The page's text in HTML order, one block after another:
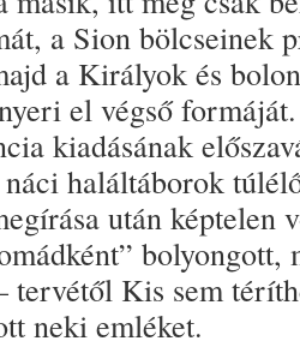
a Sion bölcseinek
a Királyok és
el végső
kiadásának
haláltáborok
után képtelen
bolyongott,
tervétől Kis sem
neki emléket.